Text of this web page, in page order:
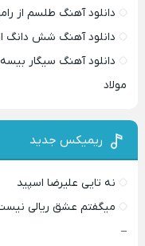
دانلود آهنگ طلسم از
دانلود آهنگ شش دانگ
دانلود آهنگ سیگار
مولاد
ریمیکس جدید
نه تایی علیرضا اسپید
میگفتم عشق ریالی
–